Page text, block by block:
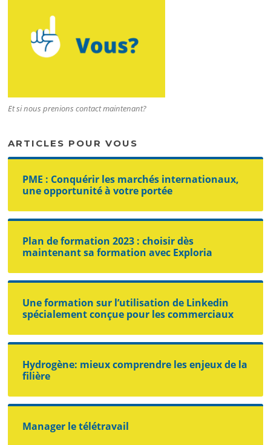
Et si nous prenions contact maintenant?
ARTICLES POUR VOUS
PME : Conquérir les marchés internationaux,
une opportunité à votre portée
Plan de formation 2023 : choisir dès
maintenant sa formation avec Exploria
Une formation sur l’utilisation de Linkedin
spécialement conçue pour les commerciaux
Hydrogène: mieux comprendre les enjeux de la
filière
Manager le télétravail